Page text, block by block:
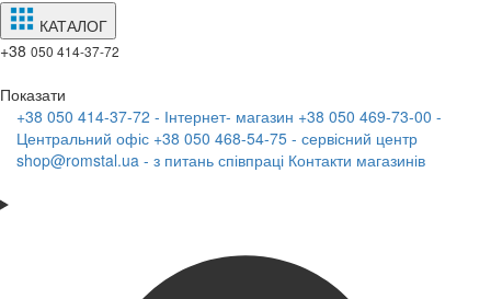
КАТАЛОГ
+38 050 414-37-72
Показати
+38 050 414-37-72 - Інтернет- магазин +38 050 469-73-00 -
Центральний офіс +38 050 468-54-75 - сервісний центр
shop@romstal.ua - з питань співпраці Контакти магазинів